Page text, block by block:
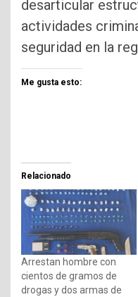
desarticular
actividades
seguridad en la
Me gusta esto:
Relacionado
Arrestan hombre con
cientos de gramos de
drogas y dos armas de